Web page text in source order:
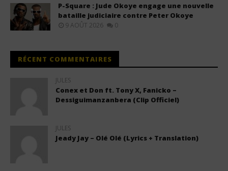
P-Square : Jude Okoye engage une nouvelle
bataille judiciaire contre Peter Okoye
9 AOÛT 2026 0
RÉCENT COMMENTAIRES
JULES
Conex et Don ft. Tony X, Fanicko –
Dessiguimanzanbera (Clip Officiel)
JULES
Jeady Jay – Olé Olé (Lyrics + Translation)